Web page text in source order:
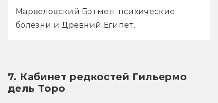
Марвеловский Бэтмен, психические
болезни и Древний Египет.
7. Кабинет редкостей Гильермо
дель Торо